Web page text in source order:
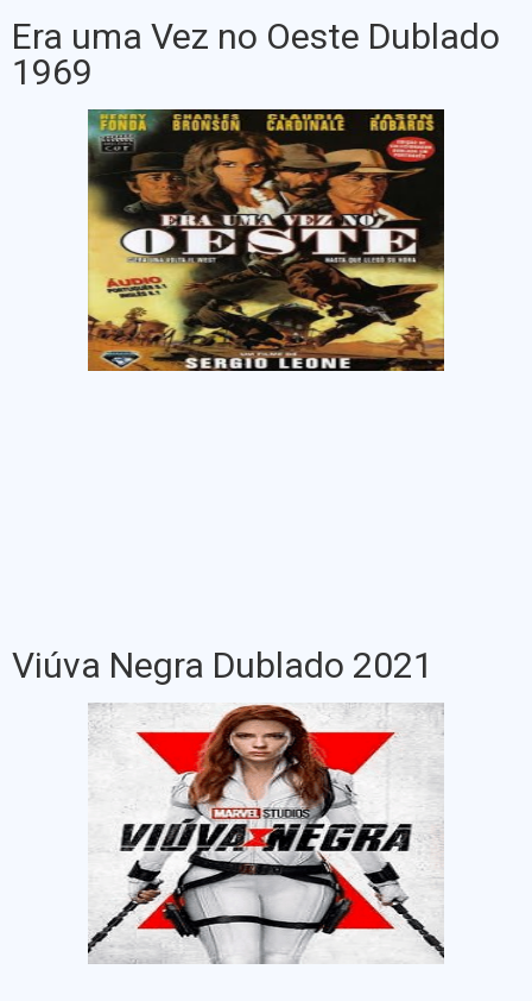
Era uma Vez no Oeste Dublado
1969
Viúva Negra Dublado 2021